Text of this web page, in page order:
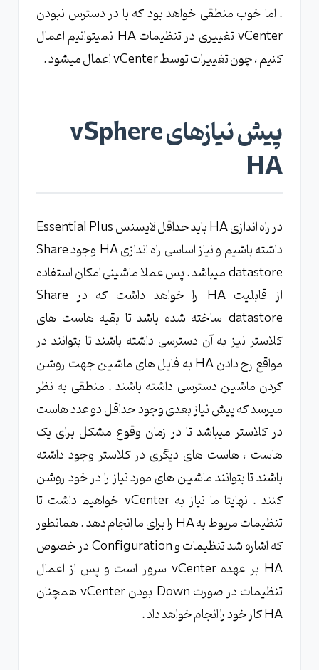
. اما خوب منطقی خواهد بود که با در دسترس نبودن
vCenter تغییری در تنظیمات HA نمیتوانیم اعمال
کنیم ، چون تغییرات توسط vCenter اعمال میشود .
پیش نیازهای vSphere
HA
در راه اندازی HA باید حداقل لایسنس Essential Plus
داشته باشیم و نیاز اساسی راه اندازی HA وجود Share
datastore میباشد . پس عملا ماشینی امکان استفاده
از قابلیت HA را خواهد داشت که در Share
datastore ساخته شده باشد تا بقیه هاست های
کلاستر نیز به آن دسترسی داشته باشند تا بتوانند در
مواقع رخ دادن HA به فایل های ماشین جهت روشن
کردن ماشین دسترسی داشته باشند . منطقی به نظر
میرسد که پیش نیاز بعدی وجود حداقل دو عدد هاست
در کلاستر میباشد تا در زمان وقوع مشکل برای یک
هاست ، هاست های دیگری در کلاستر وجود داشته
باشند تا بتوانند ماشین های مورد نیاز را در خود روشن
کنند . نهایتا ما نیاز به vCenter خواهیم داشت تا
تنظیمات مربوط به HA را برای ما انجام دهد . همانطور
که اشاره شد تنظیمات و Configuration در خصوص
HA بر عهده vCenter سرور است و پس از اعمال
تنظیمات در صورت Down بودن vCenter همچنان
HA کار خود را انجام خواهد داد .